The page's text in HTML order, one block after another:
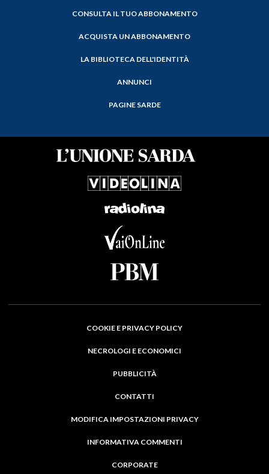
CONSULTA IL TUO ABBONAMENTO
ACQUISTA UN ABBONAMENTO
LA BIBLIOTECA DELL'IDENTITÀ
ANNUNCI
PAGINE SARDE
COOKIE E PRIVACY POLICY
NECROLOGI E ECONOMICI
PUBBLICITÀ
CONTATTI
MODIFICA IMPOSTAZIONI PRIVACY
INFORMATIVA COMMENTI
CORPORATE